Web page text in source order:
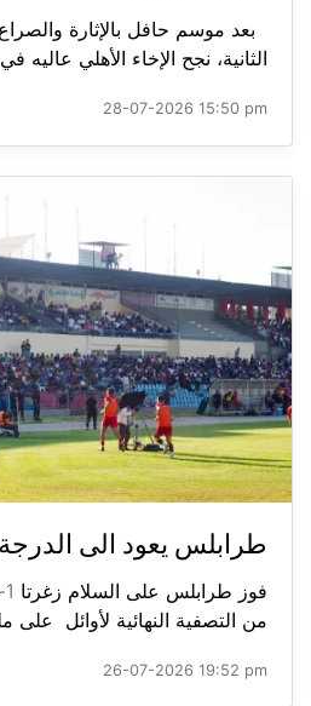
بعد موسم حافل بالإثارة
الثانية، نجح الإخاء الأهلي عاليه
28-07-2026 15:50 pm
طرابلس يعود الى
من التصفية النهائية لأوائل على
26-07-2026 19:52 pm